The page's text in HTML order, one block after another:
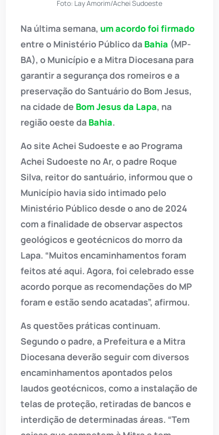
Foto: Lay Amorim/Achei Sudoeste
Na última semana, um acordo foi firmado
entre o Ministério Público da Bahia (MP-
BA), o Município e a Mitra Diocesana para
garantir a segurança dos romeiros e a
preservação do Santuário do Bom Jesus,
na cidade de Bom Jesus da Lapa, na
região oeste da Bahia.
Ao site Achei Sudoeste e ao Programa
Achei Sudoeste no Ar, o padre Roque
Silva, reitor do santuário, informou que o
Município havia sido intimado pelo
Ministério Público desde o ano de 2024
com a finalidade de observar aspectos
geológicos e geotécnicos do morro da
Lapa. “Muitos encaminhamentos foram
feitos até aqui. Agora, foi celebrado esse
acordo porque as recomendações do MP
foram e estão sendo acatadas”, afirmou.
As questões práticas continuam.
Segundo o padre, a Prefeitura e a Mitra
Diocesana deverão seguir com diversos
encaminhamentos apontados pelos
laudos geotécnicos, como a instalação de
telas de proteção, retiradas de bancos e
interdição de determinadas áreas. “Tem